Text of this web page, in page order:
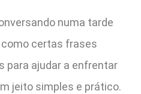
numa tarde
certas frases
para ajudar a enfrentar
jeito simples e prático.